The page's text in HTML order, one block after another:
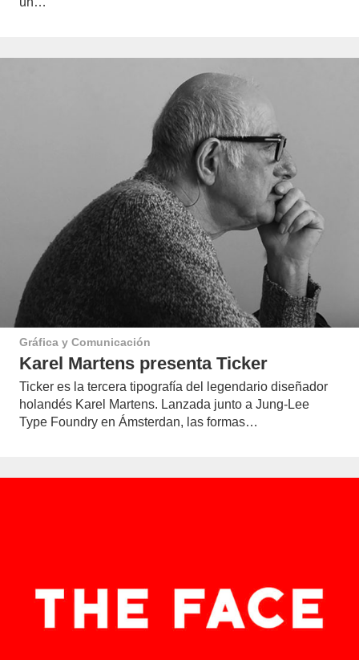
Gráfica y Comunicación
Karel Martens presenta Ticker
Ticker es la tercera tipografía del legendario diseñador
holandés Karel Martens. Lanzada junto a Jung-Lee
Type Foundry en Ámsterdan, las formas…